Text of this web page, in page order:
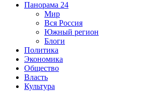
Панорама 24
Мир
Вся Россия
Южный регион
Блоги
Политика
Экономика
Общество
Власть
Культура